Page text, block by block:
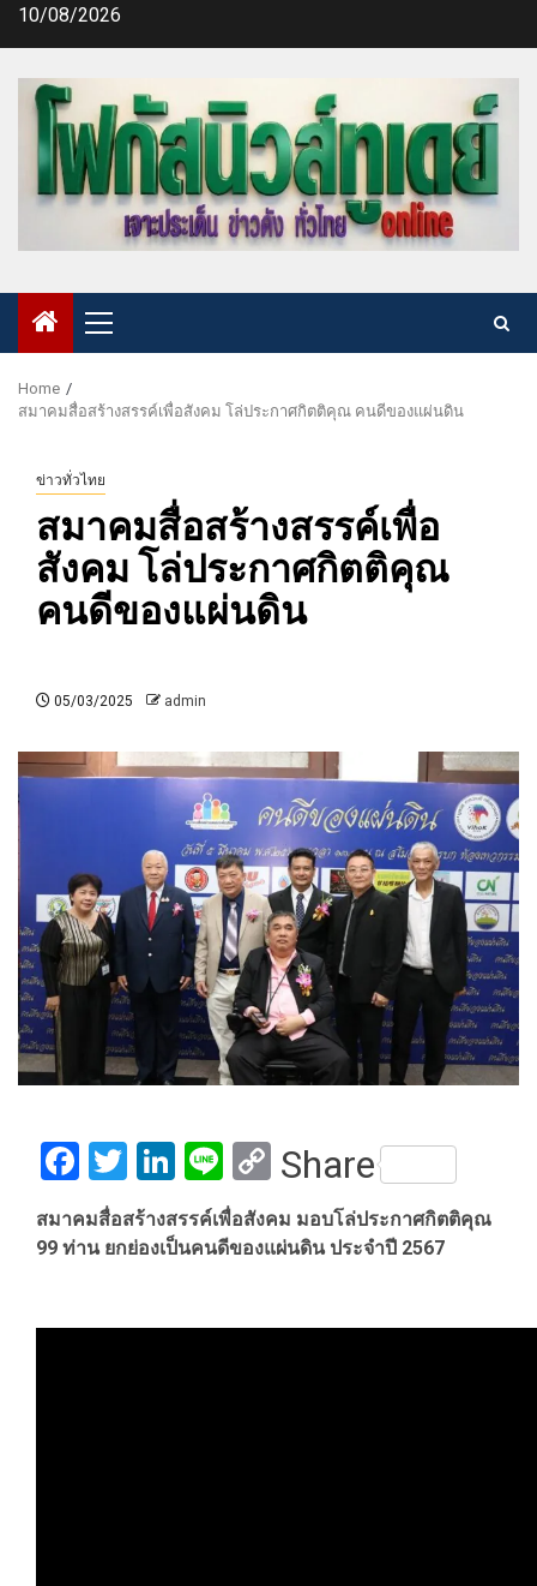
Skip10/08/2026
Primary
Menu
Home
สมาคมสื่อสร้างสรรค์เพื่อสังคม โล่ประกาศกิตติคุณ คนดีของแผ่นดิน
ข่าวทั่วไทย
สมาคมสื่อสร้างสรรค์เพื่อ
สังคม โล่ประกาศกิตติคุณ
คนดีของแผ่นดิน
05/03/2025 admin
Facebook
Twitter
LinkedIn
LineCopy
Link
Share
สมาคมสื่อสร้างสรรค์เพื่อสังคม มอบโล่ประกาศกิตติคุณ
99 ท่าน ยกย่องเป็นคนดีของแผ่นดิน ประจำปี 2567